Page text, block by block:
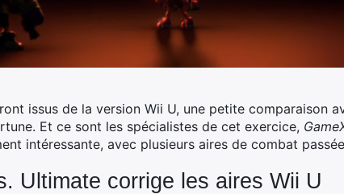
issus de la version Wii U, une petite comparaison
Et ce sont les spécialistes de cet exercice,
intéressante, avec plusieurs aires de combat
Ultimate corrige les aires Wii U